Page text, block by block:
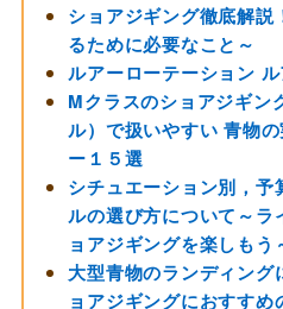
ショアジギング徹底解
るために必要なこと～
ルアーローテーション
Mクラスのショアジギン
ル）で扱いやすい 青物
ー１５選
シチュエーション別，
ルの選び方について～ラ
ョアジギングを楽しもう
大型青物のランディン
ョアジギングにおすす